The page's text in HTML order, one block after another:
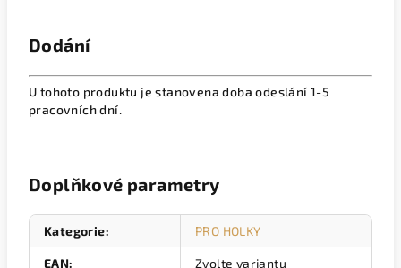
Dodání
U tohoto produktu je stanovena doba odeslání 1-5
pracovních dní.
Doplňkové parametry
Kategorie: PRO HOLKY
EAN: Zvolte variantu